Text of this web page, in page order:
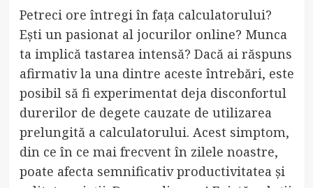
Petreci ore întregi în fața calculatorului?
Ești un pasionat al jocurilor online? Munca
ta implică tastarea intensă? Dacă ai răspuns
afirmativ la una dintre aceste întrebări, este
posibil să fi experimentat deja disconfortul
durerilor de degete cauzate de utilizarea
prelungită a calculatorului. Acest simptom,
din ce în ce mai frecvent în zilele noastre,
poate afecta semnificativ productivitatea și